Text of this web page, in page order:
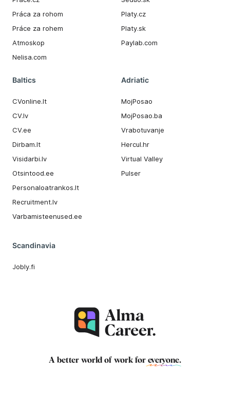
Práca za rohom
Práce za rohem
Atmoskop
Nelisa.com
Platy.cz
Platy.sk
Paylab.com
Baltics
CVonline.lt
CV.lv
CV.ee
Dirbam.It
Visidarbi.lv
Otsintood.ee
Personaloatrankos.lt
Recruitment.lv
Varbamisteenused.ee
Adriatic
MojPosao
MojPosao.ba
Vrabotuvanje
Hercul.hr
Virtual Valley
Pulser
Scandinavia
Jobly.fi
A better world of work for everyone.